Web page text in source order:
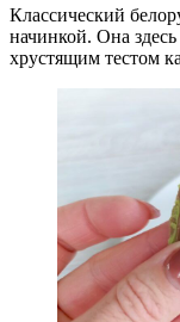
Классический
начинкой. Она
хрустящим тестом